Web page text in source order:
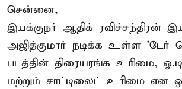
சென்னை,
இயக்குநர் ஆதிக் ரவிச்சந்திரன்
அஜித்குமார் நடிக்க உள்ள 'டேர்
படத்தின் திரையரங்க உரிமை,
மற்றும் சாட்டிலைட் உரிமை என